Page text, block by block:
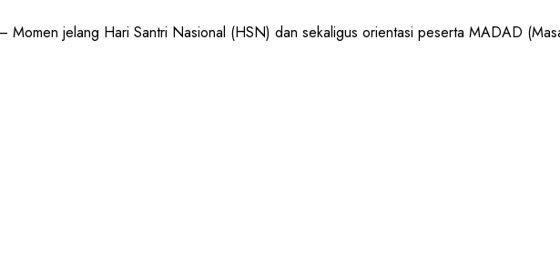
Momen jelang Hari Santri Nasional (HSN) dan sekaligus orientasi peserta MADAD